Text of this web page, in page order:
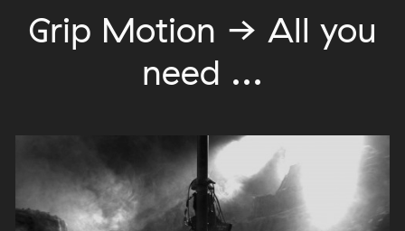
Grip Motion → All you
need ...